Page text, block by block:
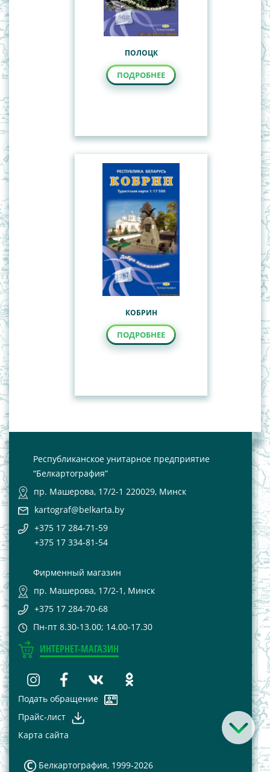
ПОЛОЦК
ПОДРОБНЕЕ
КОБРИН
ПОДРОБНЕЕ
Республиканское унитарное предприятие
“Белкартография”
пр. Машерова, 17/2-1 220029, Минск
kartograf@belkarta.by
+375 17 284-71-59
+375 17 334-81-54
Фирменный магазин
пр. Машерова, 17/2-1, Минск
+375 17 284-70-68
Пн-пт 8.30-13.00; 14.00-17.30
ИНТЕРНЕТ-МАГАЗИН
Подать обращение
Прайс-лист
Карта сайта
Белкартография, 1999-2026